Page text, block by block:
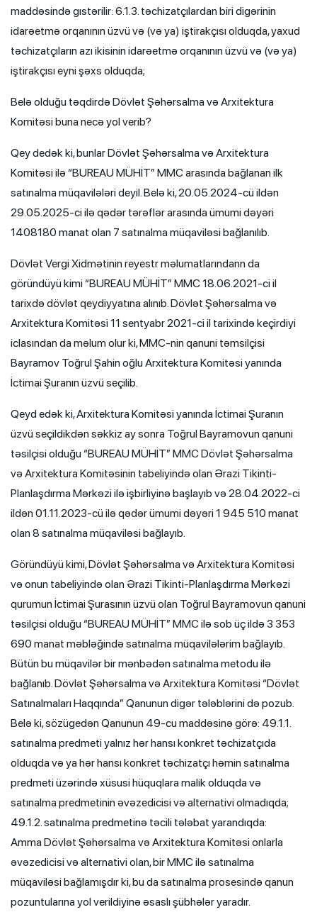
maddəsində gıstərilir: 6.1.3. təchizatçılardan biri digərinin
idarəetmə orqanının üzvü və (və ya) iştirakçısı olduqda, yaxud
təchizatçıların azı ikisinin idarəetmə orqanının üzvü və (və ya)
iştirakçısı eyni şəxs olduqda;
Belə olduğu təqdirdə Dövlət Şəhərsalma və Arxitektura
Komitəsi buna necə yol verib?
Qey dedək ki, bunlar Dövlət Şəhərsalma və Arxitektura
Komitəsi ilə “BUREAU MÜHİT” MMC arasında bağlanan ilk
satınalma müqavilələri deyil. Belə ki, 20.05.2024-cü ildən
29.05.2025-ci ilə qədər tərəflər arasında ümumi dəyəri
1408180 manat olan 7 satınalma müqaviləsi bağlanılıb.
Dövlət Vergi Xidmətinin reyestr məlumatlarındann da
göründüyü kimi “BUREAU MÜHİT” MMC 18.06.2021-ci il
tarixdə dövlət qeydiyyatına alınıb. Dövlət Şəhərsalma və
Arxitektura Komitəsi 11 sentyabr 2021-ci il tarixində keçirdiyi
iclasından da məlum olur ki, MMC-nin qanuni təmsilçisi
Bayramov Toğrul Şahin oğlu Arxitektura Komitəsi yanında
İctimai Şuranın üzvü seçilib.
Qeyd edək ki, Arxitektura Komitəsi yanında İctimai Şuranın
üzvü seçildikdən səkkiz ay sonra Toğrul Bayramovun qanuni
təsilçisi olduğu “BUREAU MÜHİT” MMC Dövlət Şəhərsalma
və Arxitektura Komitəsinin tabeliyində olan Ərazi Tikinti-
Planlaşdırma Mərkəzi ilə işbirliyinə başlayıb və 28.04.2022-ci
ildən 01.11.2023-cü ilə qədər ümumi dəyəri 1 945 510 manat
olan 8 satınalma müqaviləsi bağlayıb.
Göründüyü kimi, Dövlət Şəhərsalma və Arxitektura Komitəsi
və onun tabeliyində olan Ərazi Tikinti-Planlaşdırma Mərkəzi
qurumun İctimai Şurasının üzvü olan Toğrul Bayramovun qanuni
təsilçisi olduğu “BUREAU MÜHİT” MMC ilə sob üç ildə 3 353
690 manat məbləğində satınalma müqavilələrim bağlayıb.
Bütün bu müqavilər bir mənbədən satınalma metodu ilə
bağlanıb. Dövlət Şəhərsalma və Arxitektura Komitəsi “Dövlət
Satınalmaları Haqqında” Qanunun digər tələblərini də pozub.
Belə ki, sözügedən Qanunun 49-cu maddəsinə görə: 49.1.1.
satınalma predmeti yalnız hər hansı konkret təchizatçıda
olduqda və ya hər hansı konkret təchizatçı həmin satınalma
predmeti üzərində xüsusi hüquqlara malik olduqda və
satınalma predmetinin əvəzedicisi və alternativi olmadıqda;
49.1.2. satınalma predmetinə təcili tələbat yarandıqda:
Amma Dövlət Şəhərsalma və Arxitektura Komitəsi onlarla
əvəzedicisi və alternativi olan, bir MMC ilə satınalma
müqaviləsi bağlamışdır ki, bu da satınalma prosesində qanun
pozuntularına yol verildiyinə əsaslı şübhələr yaradır.